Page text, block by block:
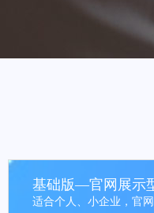
基础版—官网展示
适合个人、小企业，官